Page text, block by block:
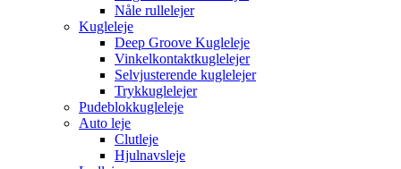
Nåle rullelejer
Kugleleje
Deep Groove Kugleleje
Vinkelkontaktkuglelejer
Selvjusterende kuglelejer
Trykkuglelejer
Pudeblokkugleleje
Auto leje
Clutleje
Hjulnavsleje